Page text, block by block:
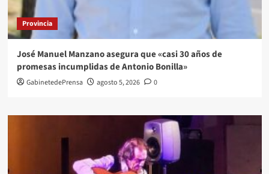
Provincia
José Manuel Manzano asegura que «casi 30 años de
promesas incumplidas de Antonio Bonilla»
GabinetedePrensa agosto 5, 2026 0